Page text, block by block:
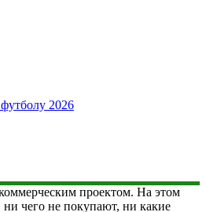
2026
проектом. На этом
ни чего не покупают, ни какие